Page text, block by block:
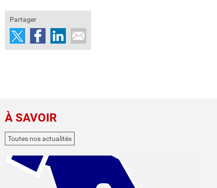
Partager
À SAVOIR
Toutes nos actualités